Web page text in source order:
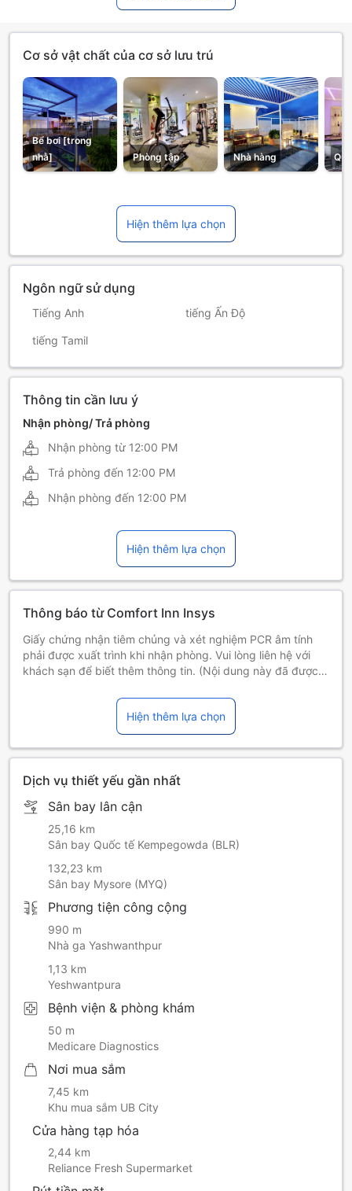
Cơ sở vật chất của cơ sở lưu trú
Bể bơi [trong
nhà]
Phòng tập Nhà hàng
Hiện thêm lựa chọn
Ngôn ngữ sử dụng
Tiếng Anh tiếng Ấn Độ
tiếng Tamil
Thông tin cần lưu ý
Nhận phòng/ Trả phòng
Nhận phòng từ 12:00 PM
Trả phòng đến 12:00 PM
Nhận phòng đến 12:00 PM
Hiện thêm lựa chọn
Thông báo từ Comfort Inn Insys
Giấy chứng nhận tiêm chủng và xét nghiệm PCR âm tính
phải được xuất trình khi nhận phòng. Vui lòng liên hệ với
khách sạn để biết thêm thông tin. (Nội dung này đã được
Xin lưu ý, bất cứ thay đổi nào trong luật thuế của chính phủ
sẽ dẫn đến việc điều chỉnh mức thuế. Mức thuế mới sẽ
được áp dụng cho tất cả các đặt phòng và thu thêm lúc
khách trả phòng.
Hiện thêm lựa chọn
Dịch vụ thiết yếu gần nhất
Sân bay lân cận
25,16 km
Sân bay Quốc tế Kempegowda (BLR)
132,23 km
Sân bay Mysore (MYQ)
Phương tiện công cộng
990 m
Nhà ga Yashwanthpur
1,13 km
Yeshwantpura
Bệnh viện & phòng khám
50 m
Medicare Diagnostics
Nơi mua sắm
7,45 km
Khu mua sắm UB City
Cửa hàng tạp hóa
2,44 km
Reliance Fresh Supermarket